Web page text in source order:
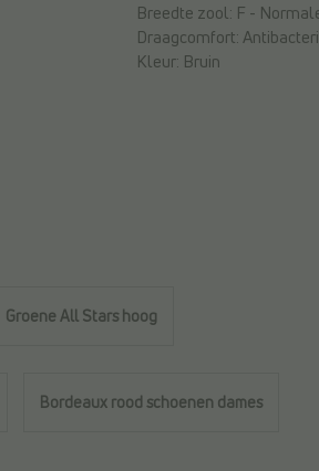
Breedte zool: F -
Draagcomfort:
Kleur: Bruin
Groene All Stars hoog
Bordeaux rood schoenen dames